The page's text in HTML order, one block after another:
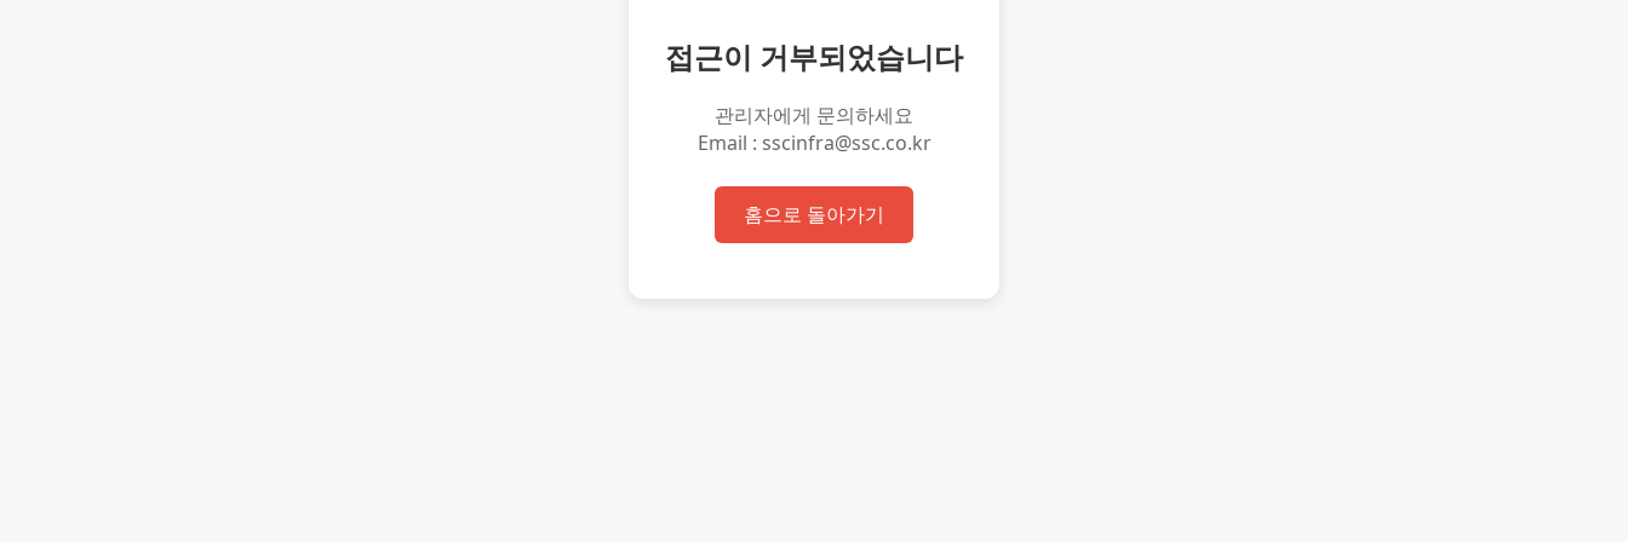
접근이 거부되었습니다
관리자에게 문의하세요
Email : sscinfra@ssc.co.kr
홈으로 돌아가기